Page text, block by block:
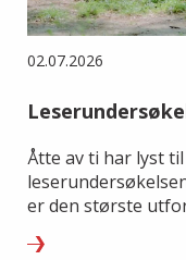
02.07.2026
Åtte av ti har lyst
er den største